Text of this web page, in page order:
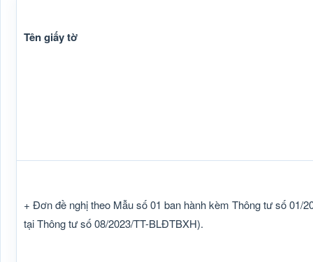
Tên giấy tờ
+ Đơn đề nghị theo Mẫu số 01 ban hành kèm Thông tư số 01/
tại Thông tư số 08/2023/TT-BLĐTBXH).